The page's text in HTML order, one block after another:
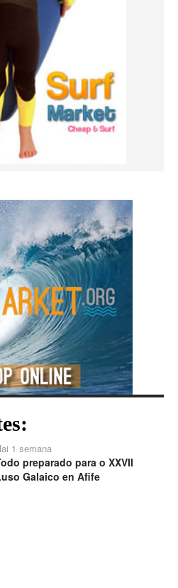
1 semana
preparado para o XXVII
Galaico en Afife